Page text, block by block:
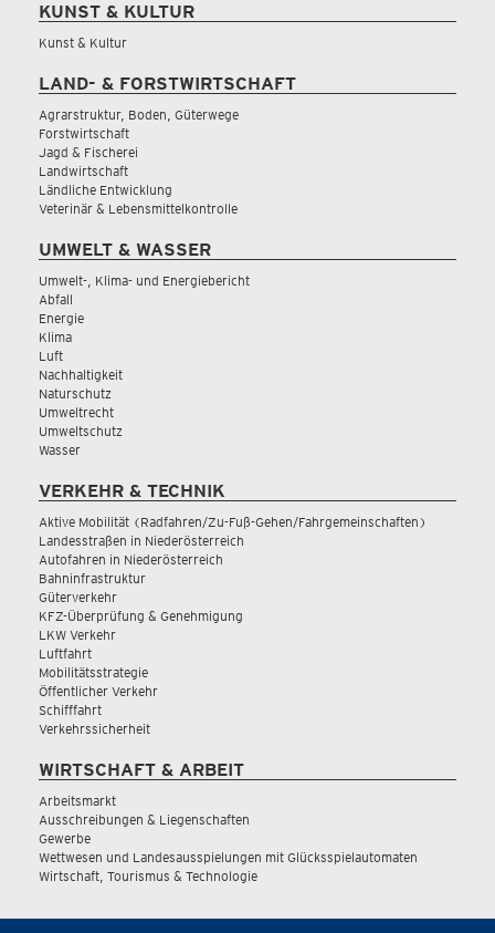
KUNST & KULTUR
Kunst & Kultur
LAND- & FORSTWIRTSCHAFT
Agrarstruktur, Boden, Güterwege
Forstwirtschaft
Jagd & Fischerei
Landwirtschaft
Ländliche Entwicklung
Veterinär & Lebensmittelkontrolle
UMWELT & WASSER
Umwelt-, Klima- und Energiebericht
Abfall
Energie
Klima
Luft
Nachhaltigkeit
Naturschutz
Umweltrecht
Umweltschutz
Wasser
VERKEHR & TECHNIK
Aktive Mobilität (Radfahren/Zu-Fuß-Gehen/Fahrgemeinschaften)
Landesstraßen in Niederösterreich
Autofahren in Niederösterreich
Bahninfrastruktur
Güterverkehr
KFZ-Überprüfung & Genehmigung
LKW Verkehr
Luftfahrt
Mobilitätsstrategie
Öffentlicher Verkehr
Schifffahrt
Verkehrssicherheit
WIRTSCHAFT & ARBEIT
Arbeitsmarkt
Ausschreibungen & Liegenschaften
Gewerbe
Wettwesen und Landesausspielungen mit Glücksspielautomaten
Wirtschaft, Tourismus & Technologie